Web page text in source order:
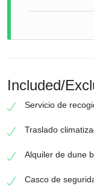
Included/
Servicio de
Traslado
Alquiler de dune
Casco de